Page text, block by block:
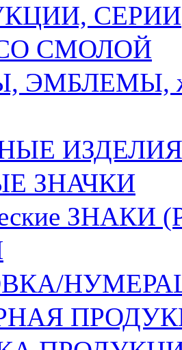
СЕРИИ
СМОЛОЙ
ЭМБЛЕМЫ,
ИЗДЕЛИЯ
ЗНАЧКИ